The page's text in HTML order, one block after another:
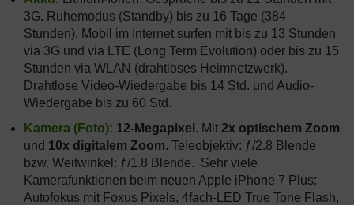
3G. Ruhemodus (Standby) bis zu 16 Tage (384
Stunden). Mobil im Internet surfen mit bis zu 13 Stunden
via 3G und via LTE (Long Term Evolution) oder bis zu 15
Stunden via WLAN (drahtloses Heimnetzwerk).
Drahtlose Video-Wiedergabe bis 14 Std. und Audio-
Wiedergabe bis zu 60 Std.
Kamera (Foto): 12-Megapixel . Mit 2x optischem Zoom
und 10x digitalem Zoom. Teleobjektiv: ƒ/2.8 Blende
bzw. Weitwinkel: ƒ/1.8 Blende. Sehr viele
Kamerafunktionen beim neuen Apple iPhone 7 Plus:
Autofokus mit Foxus Pixels, 4fach-LED True Tone Flash,